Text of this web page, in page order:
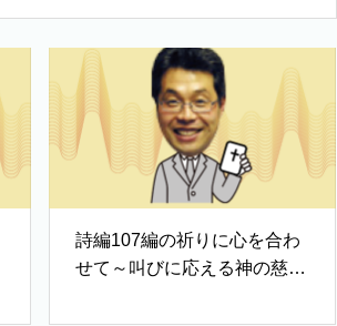
詩編107編の祈りに心を合わ
せて～叫びに応える神の慈し